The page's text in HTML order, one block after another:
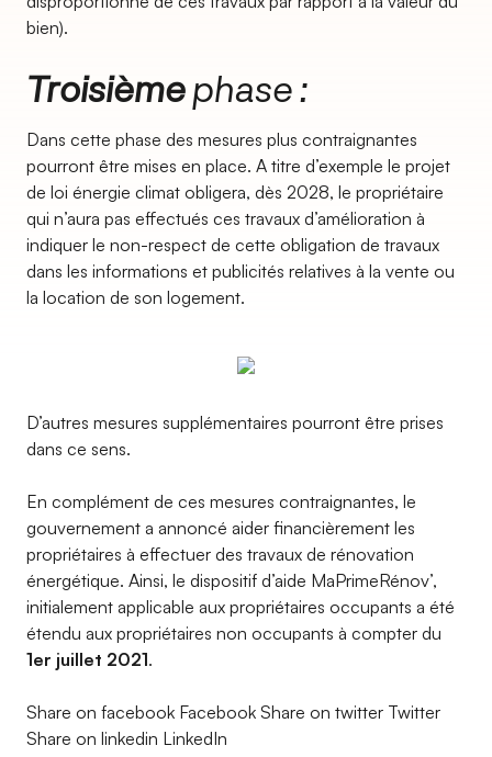
bien).
Troisièmephase :
Dans cette phase des mesures plus contraignantes
pourront être mises en place. A titre d’exemple le projet
de loi énergie climat obligera, dès 2028, le propriétaire
qui n’aura pas effectués ces travaux d’amélioration à
indiquer le non-respect de cette obligation de travaux
dans les informations et publicités relatives à la vente ou
la location de son logement.
D’autres mesures supplémentaires pourront être prises
dans ce sens.
En complément de ces mesures contraignantes, le
gouvernement a annoncé aider financièrement les
propriétaires à effectuer des travaux de rénovation
énergétique. Ainsi, le dispositif d’aide MaPrimeRénov’,
initialement applicable aux propriétaires occupants a été
étendu aux propriétaires non occupants à compter du
1er juillet 2021.
Share on facebook Facebook Share on twitter Twitter
Share on linkedin LinkedIn